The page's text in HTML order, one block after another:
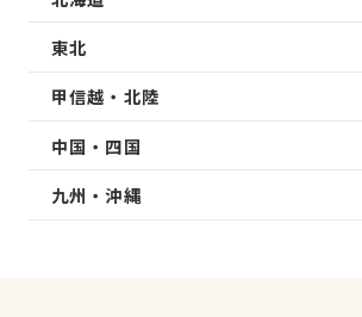
東北
甲信越・北陸
中国・四国
九州・沖縄